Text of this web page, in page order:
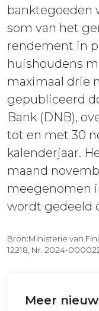
banktegoeden
som van het
rendement in
huishoudens
maximaal drie
gepubliceerd
Bank (DNB),
tot en met 30
kalenderjaar.
maand
meegenomen
wordt gedeeld
Bron:Ministerie van
12218, Nr. 2024-
Meer